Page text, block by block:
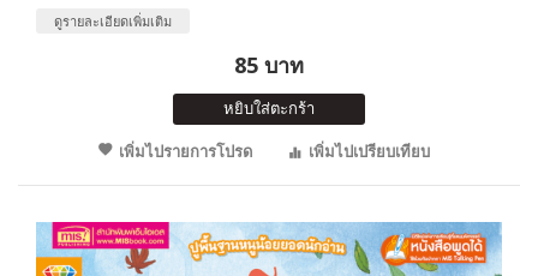
ดูรายละเอียดเพิ่มเติม
85 บาท
หยิบใส่ตะกร้า
เพิ่มไปรายการโปรด
เพิ่มไปเปรียบเทียบ